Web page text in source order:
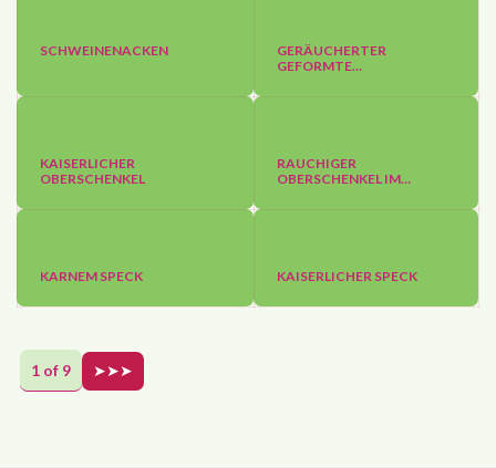
SCHWEINENACKEN
GERÄUCHERTER
GEFORMTE…
KAISERLICHER
OBERSCHENKEL
RAUCHIGER
OBERSCHENKEL IM…
KARNEM SPECK KAISERLICHER SPECK
1 of 9 ➤➤➤